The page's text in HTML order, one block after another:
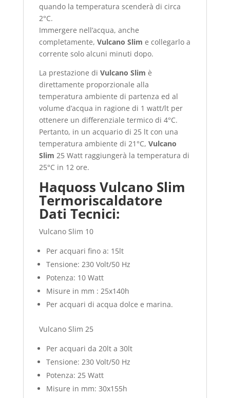
quando la temperatura scenderà di circa
2°C.
Immergere nell’acqua, anche
completamente, Vulcano Slim e collegarlo a
corrente solo alcuni minuti dopo.
La prestazione di Vulcano Slim è
direttamente proporzionale alla
temperatura ambiente di partenza ed al
volume d’acqua in ragione di 1 watt/lt per
ottenere un differenziale termico di 4°C.
Pertanto, in un acquario di 25 lt con una
temperatura ambiente di 21°C, Vulcano
Slim 25 Watt raggiungerà la temperatura di
25°C in 12 ore.
Haquoss Vulcano Slim
Termoriscaldatore
Dati Tecnici:
Vulcano Slim 10
Per acquari fino a: 15lt
Tensione: 230 Volt/50 Hz
Potenza: 10 Watt
Misure in mm : 25x140h
Per acquari di acqua dolce e marina.
Vulcano Slim 25
Per acquari da 20lt a 30lt
Tensione: 230 Volt/50 Hz
Potenza: 25 Watt
Misure in mm: 30x155h